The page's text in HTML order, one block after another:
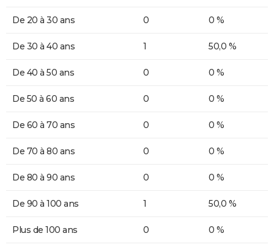
De 20 à 30 ans 0 0 %
De 30 à 40 ans 1 50,0 %
De 40 à 50 ans 0 0 %
De 50 à 60 ans 0 0 %
De 60 à 70 ans 0 0 %
De 70 à 80 ans 0 0 %
De 80 à 90 ans 0 0 %
De 90 à 100 ans 1 50,0 %
Plus de 100 ans 0 0 %